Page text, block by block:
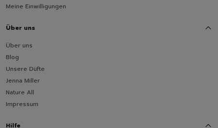
Meine Einwilligungen
Über uns
Über uns
Blog
Unsere Düfte
Jenna Miller
Nature All
Impressum
Hilfe